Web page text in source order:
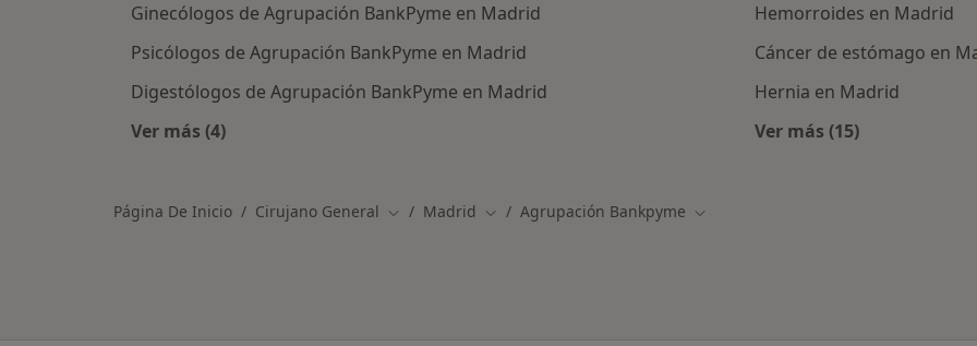
Ginecólogos de Agrupación BankPyme en Madrid
Psicólogos de Agrupación BankPyme en Madrid
Digestólogos de Agrupación BankPyme en Madrid
Ver más (4)
Hemorroides en Madrid
Cáncer de estómago en
Hernia en Madrid
Ver más (15)
Página De Inicio Cirujano General Cambiar de ciudad
Madrid Cambiar de ciudad
Agrupación Bankpyme Cambiar de ciudad